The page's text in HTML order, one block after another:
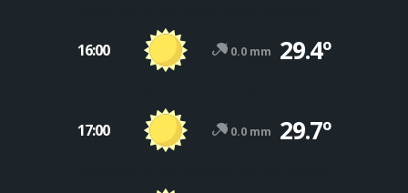
16:00 0.0 mm 29.4º
17:00 0.0 mm 29.7º